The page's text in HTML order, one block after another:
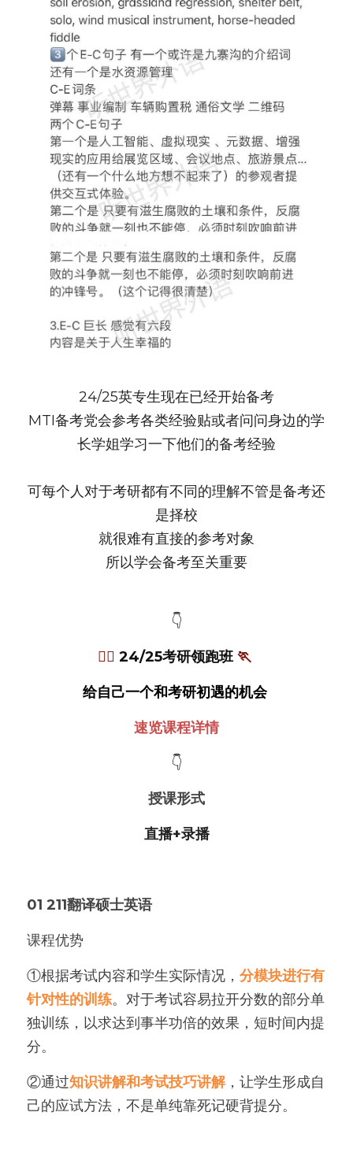
24/25英专生现在已经开始备考
MTI备考党会参考各类经验贴或者问问身边的学
长学姐学习一下他们的备考经验
可每个人对于考研都有不同的理解不管是备考还
是择校
就很难有直接的参考对象
所以学会备考至关重要
👇
🏃‍♀️ 24/25考研领跑班 🏃
给自己一个和考研初遇的机会
速览课程详情
👇
授课形式
直播+录播
01 211翻译硕士英语
课程优势
①根据考试内容和学生实际情况， 分模块进行有
针对性的训练。对于考试容易拉开分数的部分单
独训练，以求达到事半功倍的效果，短时间内提
分。
②通过知识讲解和考试技巧讲解，让学生形成自
己的应试方法，不是单纯靠死记硬背提分。